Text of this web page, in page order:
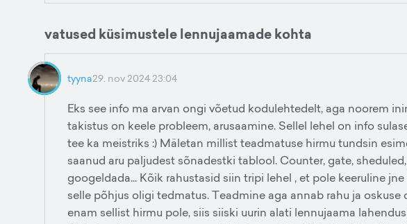
vatused küsimustele lennujaamade kohta
tyyna29. nov 2024 23:04
Eks see info ma arvan ongi võetud kodulehtedelt, aga noorem
takistus on keele probleem, arusaamine. Sellel lehel on info
tee ka meistriks :) Mäletan millist teadmatuse hirmu tundsin
saanud aru paljudest sõnadestki tablool. Counter, gate,
googeldada... Kõik rahustasid siin tripi lehel , et pole keeruline
selle põhjus oligi tedmatus. Teadmine aga annab rahu ja
enam sellist hirmu pole, siis siiski uurin alati lennujaama